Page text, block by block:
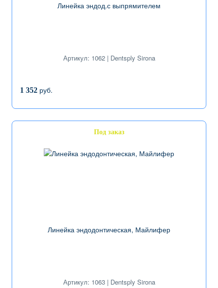
Линейка эндод.с выпрямителем
Артикул: 1062 | Dentsply Sirona
1 352 руб.
Под заказ
Линейка эндодонтическая, Майлифер
Артикул: 1063 | Dentsply Sirona